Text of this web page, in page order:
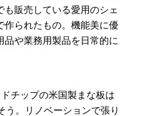
も販売している愛用のシェ
作られたもの。機能美に優
品や業務用製品を日常的に
チップの米国製まな板は
う。リノベーションで張り